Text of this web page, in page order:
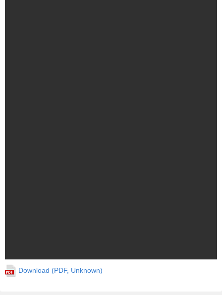
Download (PDF, Unknown)